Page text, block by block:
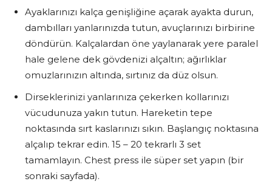
Ayaklarınızı kalça genişliğine açarak ayakta durun,
dambılları yanlarınızda tutun, avuçlarınızı birbirine
döndürün. Kalçalardan öne yaylanarak yere paralel
hale gelene dek gövdenizi alçaltın; ağırlıklar
omuzlarınızın altında, sırtınız da düz olsun.
Dirseklerinizi yanlarınıza çekerken kollarınızı
vücudunuza yakın tutun. Hareketin tepe
noktasında sırt kaslarınızı sıkın. Başlangıç noktasına
alçalıp tekrar edin. 15 – 20 tekrarlı 3 set
tamamlayın. Chest press ile süper set yapın (bir
sonraki sayfada).